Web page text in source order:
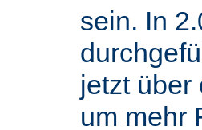
sein. In
jetzt über
um mehr